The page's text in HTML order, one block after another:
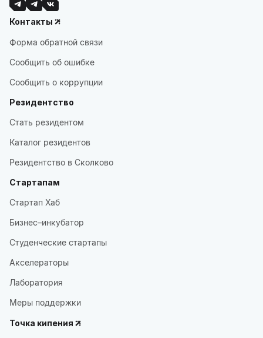
Контакты
Форма обратной связи
Сообщить об ошибке
Сообщить о коррупции
Резидентство
Стать резидентом
Каталог резидентов
Резидентство в Сколково
Стартапам
Стартап Хаб
Бизнес–инкубатор
Студенческие стартапы
Акселераторы
Лаборатория
Меры поддержки
Точка кипения